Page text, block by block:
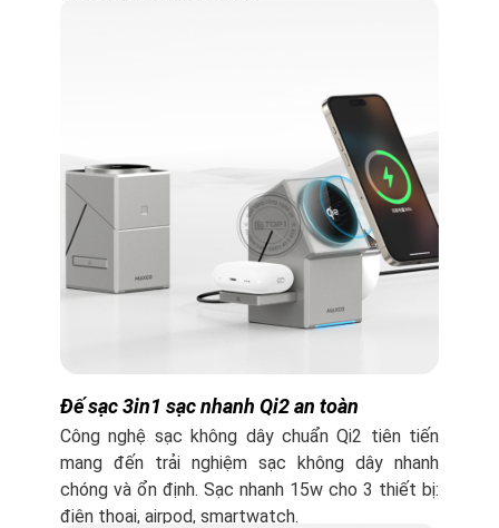
Đế sạc 3in1 sạc nhanh Qi2 an toàn
Công nghệ sạc không dây chuẩn Qi2 tiên tiến
mang đến trải nghiệm sạc không dây nhanh
chóng và ổn định. Sạc nhanh 15w cho 3 thiết bị:
điện thoại, airpod, smartwatch.